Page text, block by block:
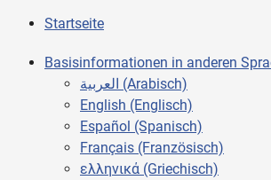
Startseite
Basisinformationen in anderen
العربية (Arabisch)
English (Englisch)
Español (Spanisch)
Français (Französisch)
ελληνικά (Griechisch)